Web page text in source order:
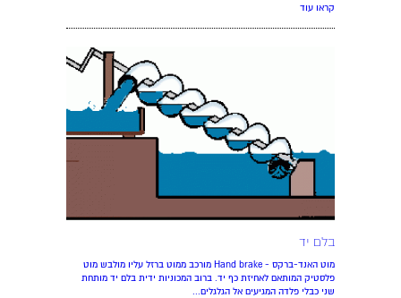
קראו עוד
בלם יד
מוט האנד-ברקס - Hand brake מורכב ממוט ברזל עליו מולבש מוט
פלסטיק המותאם לאחיזת כף יד. ברוב המכוניות ידית בלם יד מותחת
שני כבלי פלדה המגיעים אל הגלגלים...